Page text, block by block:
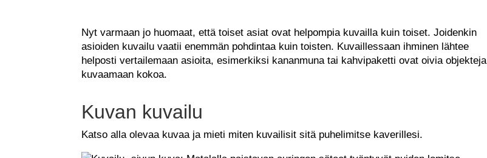
Nyt varmaan jo huomaat, että toiset asiat ovat helpompia kuvailla kuin toiset. Joidenkin
asioiden kuvailu vaatii enemmän pohdintaa kuin toisten. Kuvaillessaan ihminen lähtee
helposti vertailemaan asioita, esimerkiksi kananmuna tai kahvipaketti ovat oivia objekteja
kuvaamaan kokoa.
Kuvan kuvailu
Katso alla olevaa kuvaa ja mieti miten kuvailisit sitä puhelimitse kaverillesi.